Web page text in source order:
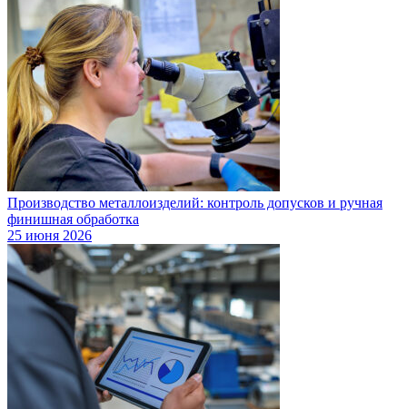
Производство металлоизделий: контроль допусков и ручная
финишная обработка
25 июня 2026